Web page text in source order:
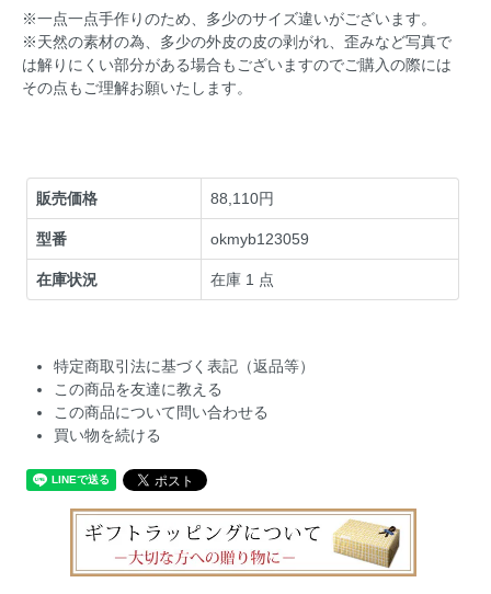
※一点一点手作りのため、多少のサイズ違いがございます。
※天然の素材の為、多少の外皮の皮の剥がれ、歪みなど写真で
は解りにくい部分がある場合もございますのでご購入の際には
その点もご理解お願いたします。
販売価格 88,110円
型番 okmyb123059
在庫状況 在庫 1 点
特定商取引法に基づく表記（返品等）
この商品を友達に教える
この商品について問い合わせる
買い物を続ける